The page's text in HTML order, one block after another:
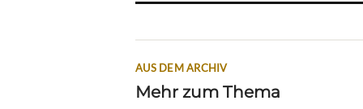
AUS DEM ARCHIV
Mehr zum Thema